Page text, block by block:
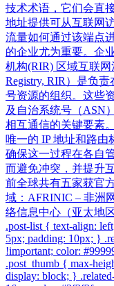
技术术语，它们会直
地址提供可从互联网
流量如何通过该端点
的企业尤为重要。企
机构(RIR) 区域互联网
Registry, RIR）是负
号资源的组织。这些
及自治系统号（ASN
相互通信的关键要素
唯一的 IP 地址和路由
确保这一过程在各自
而避免冲突，并提升
前全球共有五家获官
域：AFRINIC – 非洲
络信息中心（亚太地
.post-list { text-align:
5px; padding: 10px; }
!important; color:
.post_thumb { max-
display: block; }